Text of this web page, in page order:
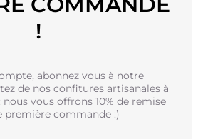
!
abonnez vous à notre
de nos confitures artisanales à
vous offrons 10% de remise
première commande :)